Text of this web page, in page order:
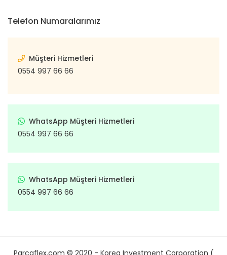
Telefon Numaralarımız
Müşteri Hizmetleri
0554 997 66 66
WhatsApp Müşteri Hizmetleri
0554 997 66 66
WhatsApp Müşteri Hizmetleri
0554 997 66 66
Parcaflex.com © 2020 - Korea Investment Corporation (